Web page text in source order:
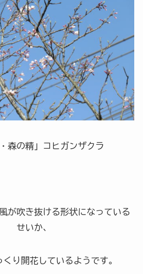
森の精」コヒガンザクラ
が吹き抜ける形状になっている
せいか、
り開花しているようです。